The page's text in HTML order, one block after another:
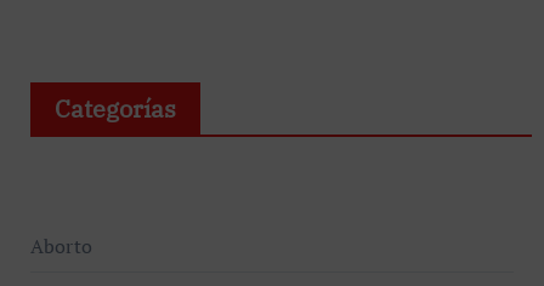
Categorías
Aborto